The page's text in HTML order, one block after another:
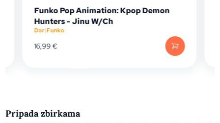
Funko Pop Animation: Kpop Demon
Hunters - Jinu W/Ch
Dar|Funko
16,99€
Pripada zbirkama